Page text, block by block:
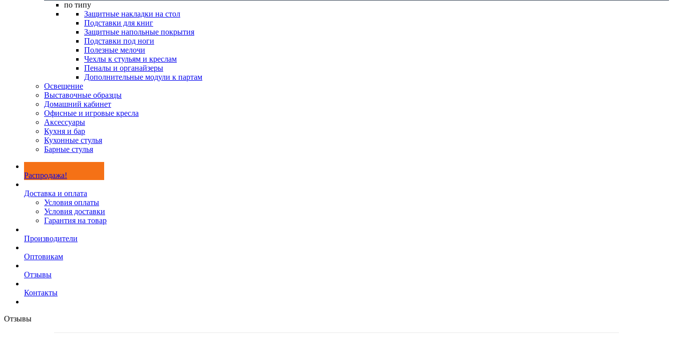
по типу
Защитные накладки на стол
Подставки для книг
Защитные напольные покрытия
Подставки под ноги
Полезные мелочи
Чехлы к стульям и креслам
Пеналы и органайзеры
Дополнительные модули к партам
Освещение
Выставочные образцы
Домашний кабинет
Офисные и игровые кресла
Аксессуары
Кухня и бар
Кухонные стулья
Барные стулья
Распродажа!
Доставка и оплата
Условия оплаты
Условия доставки
Гарантия на товар
Производители
Оптовикам
Отзывы
Контакты
Отзывы